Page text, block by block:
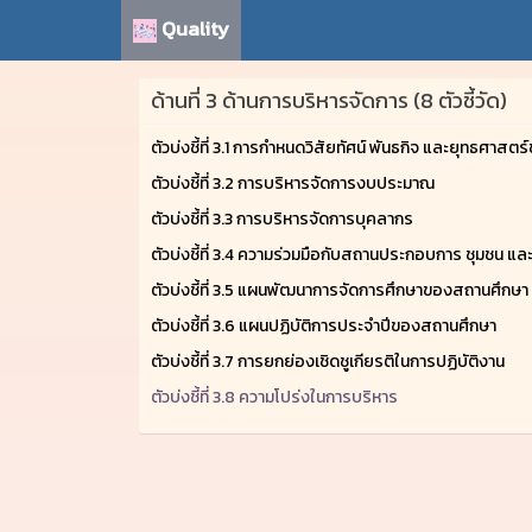
Quality
ด้านที่ 3 ด้านการบริหารจัดการ (8 ตัวชี้วัด)
ตัวบ่งชี้ที่ 3.1 การกำหนดวิสัยทัศน์ พันธกิจ และยุทธศาสต
ตัวบ่งชี้ที่ 3.2 การบริหารจัดการงบประมาณ
ตัวบ่งชี้ที่ 3.3 การบริหารจัดการบุคลากร
ตัวบ่งชี้ที่ 3.4 ความร่วมมือกับสถานประกอบการ ชุมชน แล
ตัวบ่งชี้ที่ 3.5 แผนพัฒนาการจัดการศึกษาของสถานศึกษา
ตัวบ่งชี้ที่ 3.6 แผนปฏิบัติการประจำปีของสถานศึกษา
ตัวบ่งชี้ที่ 3.7 การยกย่องเชิดชูเกียรติในการปฏิบัติงาน
ตัวบ่งชี้ที่ 3.8 ความโปร่งในการบริหาร